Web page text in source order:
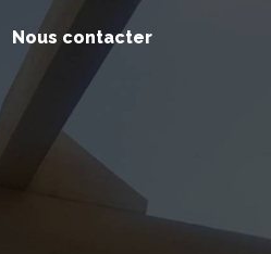
Nous contacter